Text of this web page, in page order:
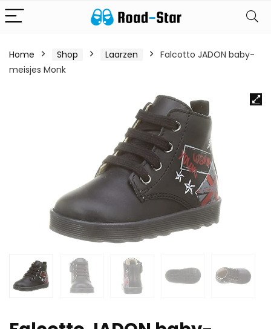
Home Shop Laarzen
Falcotto JADON baby-
meisjes Monk